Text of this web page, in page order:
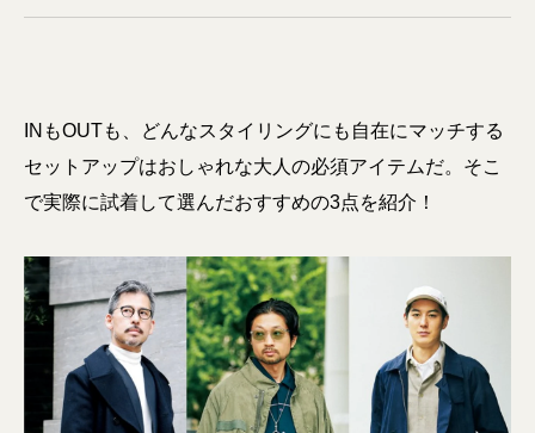
INもOUTも、どんなスタイリングにも自在にマッチする
セットアップはおしゃれな大人の必須アイテムだ。そこ
で実際に試着して選んだおすすめの3点を紹介！